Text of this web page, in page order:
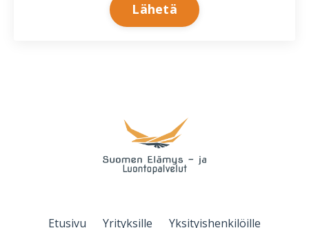
Lähetä
Etusivu Yrityksille Yksityishenkilöille